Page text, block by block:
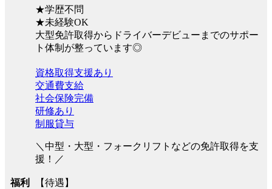
★学歴不問
★未経験OK
大型免許取得からドライバーデビューまでのサポー
ト体制が整っています◎
福利
資格取得支援あり
交通費支給
社会保険完備
研修あり
制服貸与
＼中型・大型・フォークリフトなどの免許取得を支
援！／
【待遇】